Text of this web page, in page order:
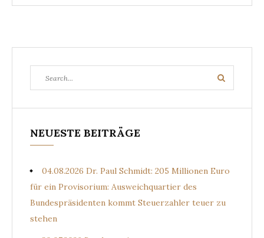
for:
Search
NEUESTE BEITRÄGE
04.08.2026 Dr. Paul Schmidt: 205 Millionen Euro
für ein Provisorium: Ausweichquartier des
Bundespräsidenten kommt Steuerzahler teuer zu
stehen